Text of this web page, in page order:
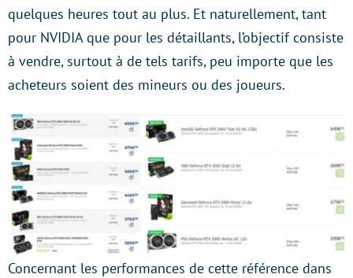
quelques heures tout au plus. Et naturellement, tant
pour NVIDIA que pour les détaillants, l’objectif consiste
à vendre, surtout à de tels tarifs, peu importe que les
acheteurs soient des mineurs ou des joueurs.
Concernant les performances de cette référence dans